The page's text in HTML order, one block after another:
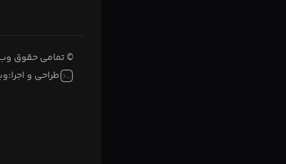
© تمامی حقوق
طراحی و اجرا: